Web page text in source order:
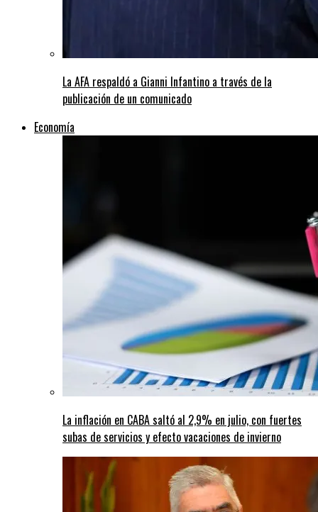
La AFA respaldó a Gianni Infantino a través de la
publicación de un comunicado
Economía
La inflación en CABA saltó al 2,9% en julio, con fuertes
subas de servicios y efecto vacaciones de invierno